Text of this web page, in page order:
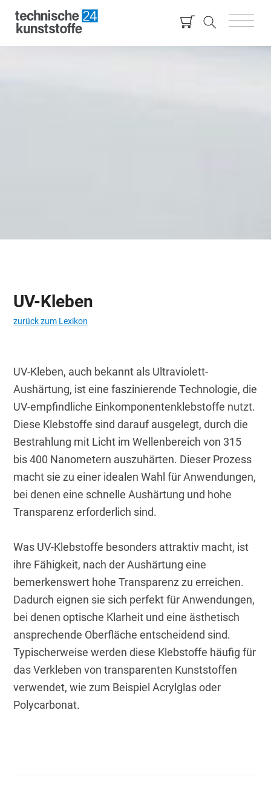
UV-Kleben
zurück zum Lexikon
UV-Kleben, auch bekannt als Ultraviolett-
Aushärtung, ist eine faszinierende Technologie, die
UV-empfindliche Einkomponentenklebstoffe nutzt.
Diese Klebstoffe sind darauf ausgelegt, durch die
Bestrahlung mit Licht im Wellenbereich von 315
bis 400 Nanometern auszuhärten. Dieser Prozess
macht sie zu einer idealen Wahl für Anwendungen,
bei denen eine schnelle Aushärtung und hohe
Transparenz erforderlich sind.
Was UV-Klebstoffe besonders attraktiv macht, ist
ihre Fähigkeit, nach der Aushärtung eine
bemerkenswert hohe Transparenz zu erreichen.
Dadurch eignen sie sich perfekt für Anwendungen,
bei denen optische Klarheit und eine ästhetisch
ansprechende Oberfläche entscheidend sind.
Typischerweise werden diese Klebstoffe häufig für
das Verkleben von transparenten Kunststoffen
verwendet, wie zum Beispiel Acrylglas oder
Polycarbonat.